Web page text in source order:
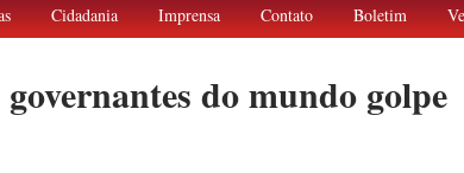
Cidadania Imprensa Contato Boletim
do mundo golpe